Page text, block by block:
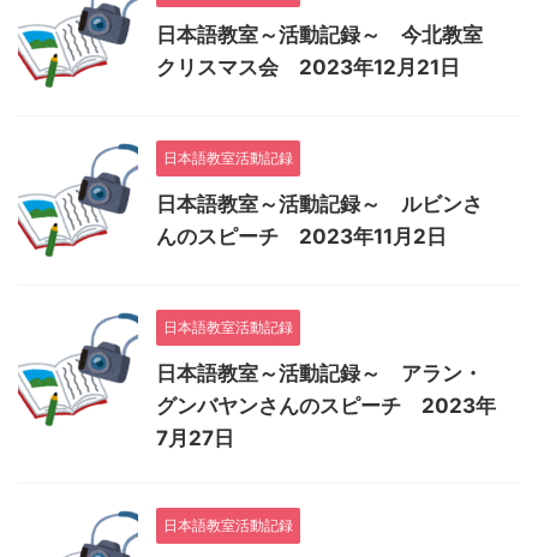
日本語教室～活動記録～ 今北教室
クリスマス会 2023年12月21日
日本語教室活動記録
日本語教室～活動記録～ ルビンさ
んのスピーチ 2023年11月2日
日本語教室活動記録
日本語教室～活動記録～ アラン・
グンバヤンさんのスピーチ 2023年
7月27日
日本語教室活動記録